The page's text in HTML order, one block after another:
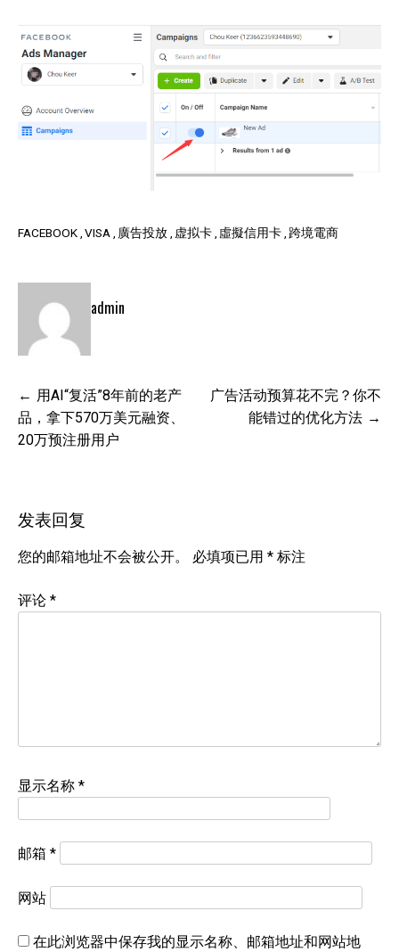
FACEBOOK VISA 廣告投放 虚拟卡 虛擬信用卡 跨境電商
admin
文
章
导
用AI“复活”8年前的老产
品，拿下570万美元融资、
20万预注册用户
广告活动预算花不完？你不
能错过的优化方法
发表回复
您的邮箱地址不会被公开。 必填项已用 * 标注
评论 *
显示名称 *
邮箱 *
网站
在此浏览器中保存我的显示名称、邮箱地址和网站地